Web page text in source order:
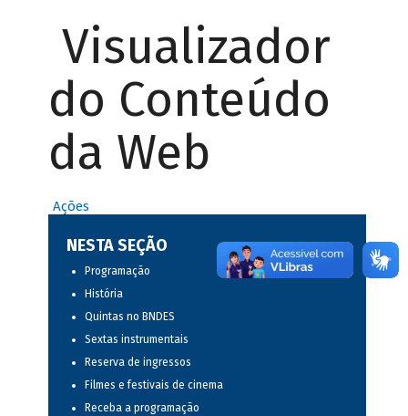
Visualizador
do Conteúdo
da Web
Ações
NESTA SEÇÃO
Programação
História
Quintas no BNDES
Sextas instrumentais
Reserva de ingressos
Filmes e festivais de cinema
Receba a programação